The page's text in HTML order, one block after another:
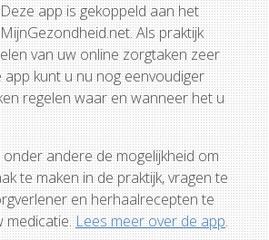
app is gekoppeld aan het
Als praktijk
van uw online zorgtaken zeer
app kunt u nu nog eenvoudiger
regelen waar en wanneer het u
andere de mogelijkheid om
te maken in de praktijk, vragen te
en herhaalrecepten te
medicatie.Lees meer over de app.